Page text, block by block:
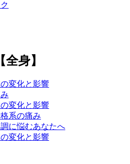
身】
変化と影響
変化と影響
系の痛み
に悩むあなたへ
変化と影響